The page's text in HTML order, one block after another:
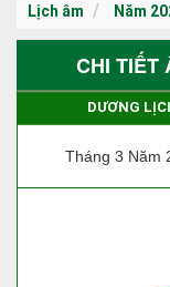
Lịch âm Năm
CHI TIẾT
DƯƠNG
Tháng 3 Năm